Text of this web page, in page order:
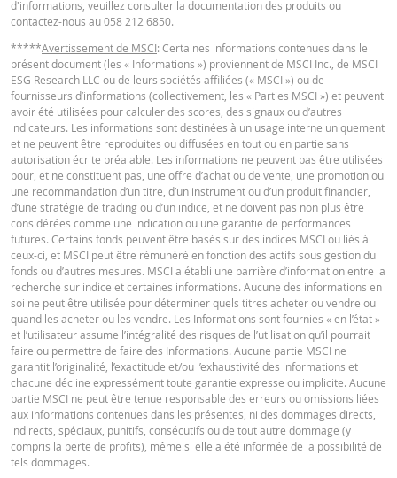
financement
63,767 -
Barrière
désactivante
66,94 -
Levier 4,48
-
Valeur
position (CHF)
3,67 -
Mini Future
(CHF)
3,67 -
Ce calculateur de Mini est seulement à titre informatif et ne constitue en
cas une offre ou sollicitation pour traiter ces produits. Nous n'assumons
responsabilité concernant l'exactitude, l'exhaustivité et la promptitude des
données fournies. En particulier, il doit être pris en compte que le
Mini Future ne considère aucun dividende et est basé sur la supposition que
ajustements sur la barrier désactivante peuvent être faits au jour le jour,
que les conditions des produits impliquent régulièrement des ajustements
mensuels. Ainsi, les données fournies par le calculateur de Mini Future
différer par rapport à l'actuel valeur de marché des Certificats Mini Futures.
BNP Paribas n’agit pas en tant que conseiller juridique ou fiscal, comptable
conseiller en investissement et n’a aucune obligation de fiduciaire à votre
en ce qui concerne le calculateur et / ou en relation avec des transactions
des produits émis par BNP Paribas ou d’autres transactions connexes. Vous
TERMSHEET
Français (Suisse) PDF
FINAL TERMS
Français (Suisse) PDF
DOCUMENT D'INFORMATIONS CLÉS
Key Information Document (DE) PDF
d'informations, veuillez consulter la documentation des produits ou
contactez-nous au 058 212 6850.
*****Avertissement de MSCI: Certaines informations contenues dans le
présent document (les « Informations ») proviennent de MSCI Inc., de MSCI
ESG Research LLC ou de leurs sociétés affiliées (« MSCI ») ou de
fournisseurs d’informations (collectivement, les « Parties MSCI ») et peuvent
avoir été utilisées pour calculer des scores, des signaux ou d’autres
indicateurs. Les informations sont destinées à un usage interne uniquement
et ne peuvent être reproduites ou diffusées en tout ou en partie sans
autorisation écrite préalable. Les informations ne peuvent pas être utilisées
pour, et ne constituent pas, une offre d’achat ou de vente, une promotion ou
une recommandation d’un titre, d’un instrument ou d’un produit financier,
d’une stratégie de trading ou d’un indice, et ne doivent pas non plus être
considérées comme une indication ou une garantie de performances
futures. Certains fonds peuvent être basés sur des indices MSCI ou liés à
ceux-ci, et MSCI peut être rémunéré en fonction des actifs sous gestion du
fonds ou d’autres mesures. MSCI a établi une barrière d’information entre la
recherche sur indice et certaines informations. Aucune des informations en
soi ne peut être utilisée pour déterminer quels titres acheter ou vendre ou
quand les acheter ou les vendre. Les Informations sont fournies « en l’état »
et l’utilisateur assume l’intégralité des risques de l’utilisation qu’il pourrait
faire ou permettre de faire des Informations. Aucune partie MSCI ne
garantit l’originalité, l’exactitude et/ou l’exhaustivité des informations et
chacune décline expressément toute garantie expresse ou implicite. Aucune
partie MSCI ne peut être tenue responsable des erreurs ou omissions liées
aux informations contenues dans les présentes, ni des dommages directs,
indirects, spéciaux, punitifs, consécutifs ou de tout autre dommage (y
compris la perte de profits), même si elle a été informée de la possibilité de
tels dommages.